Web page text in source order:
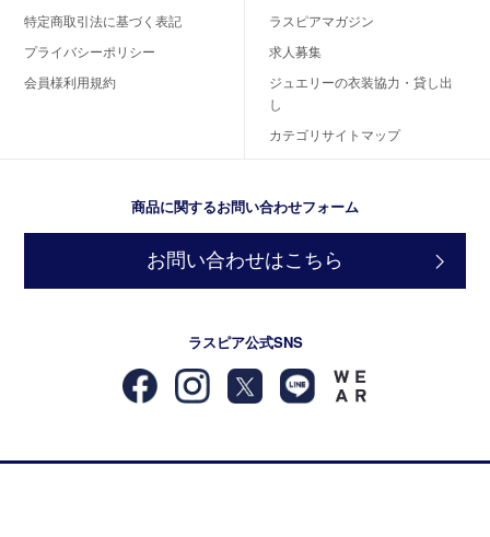
特定商取引法に基づく表記
プライバシーポリシー
会員様利用規約
ラスピアマガジン
求人募集
ジュエリーの衣装協力・貸し出
し
カテゴリサイトマップ
商品に関するお問い合わせフォーム
お問い合わせはこちら
ラスピア公式SNS